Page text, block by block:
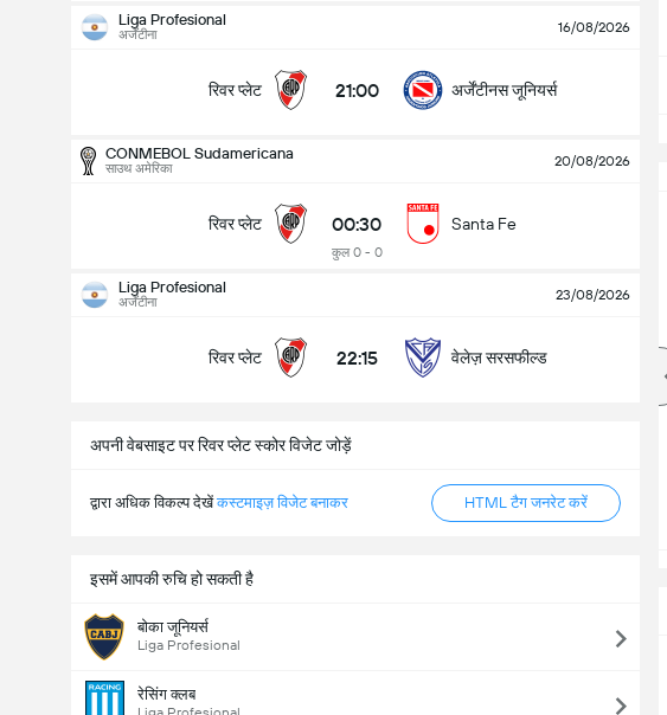
Liga Profesional
अर्जेंटीना 16/08/2026
रिवर प्लेट 21:00 अर्जेंटीनस जूनियर्स
CONMEBOL Sudamericana
साउथ अमेरिका 20/08/2026
रिवर प्लेट 00:30
कुल 0 - 0
Santa Fe
Liga Profesional
अर्जेंटीना 23/08/2026
रिवर प्लेट 22:15 वेलेज़ सरसफील्ड
अपनी वेबसाइट पर रिवर प्लेट स्कोर विजेट जोड़ें
द्वारा अधिक विकल्प देखेंकस्टमाइज़ विजेट बनाकर HTML टैग जनरेट करें
इसमें आपकी रुचि हो सकती है
बोका जूनियर्स
Liga Profesional
रेसिंग क्लब
CONMEBOL Sudamericana
00:30 रिवर प्लेट
मैच में कुल गोल (2.5)